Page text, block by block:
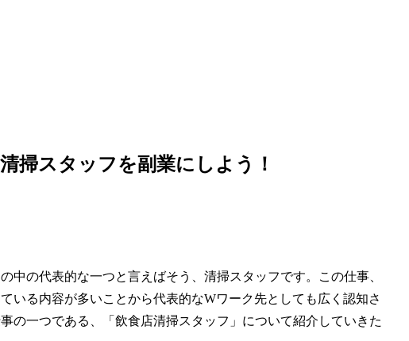
掃スタッフを副業にしよう！
中の代表的な一つと言えばそう、清掃スタッフです。この仕事、
いる内容が多いことから代表的なWワーク先としても広く認知さ
の一つである、「飲食店清掃スタッフ」について紹介していきた